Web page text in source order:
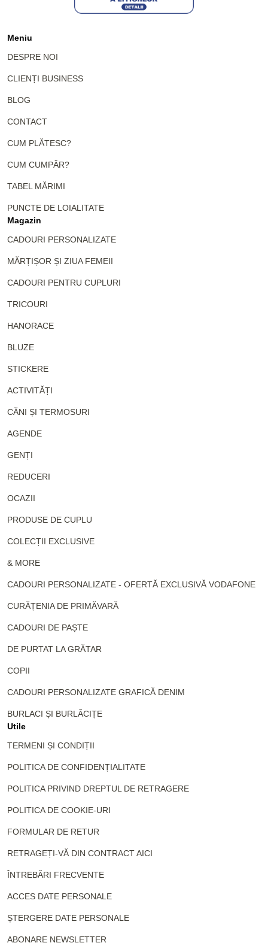
Meniu
DESPRE NOI
CLIENȚI BUSINESS
BLOG
CONTACT
CUM PLĂTESC?
CUM CUMPĂR?
TABEL MĂRIMI
PUNCTE DE LOIALITATE
Magazin
CADOURI PERSONALIZATE
MĂRȚIȘOR ȘI ZIUA FEMEII
CADOURI PENTRU CUPLURI
TRICOURI
HANORACE
BLUZE
STICKERE
ACTIVITĂȚI
CĂNI ȘI TERMOSURI
AGENDE
GENȚI
REDUCERI
OCAZII
PRODUSE DE CUPLU
COLECȚII EXCLUSIVE
& MORE
CADOURI PERSONALIZATE - OFERTĂ EXCLUSIVĂ VODAFONE
CURĂȚENIA DE PRIMĂVARĂ
CADOURI DE PAȘTE
DE PURTAT LA GRĂTAR
COPII
CADOURI PERSONALIZATE GRAFICĂ DENIM
BURLACI ȘI BURLĂCIȚE
Utile
TERMENI ȘI CONDIȚII
POLITICA DE CONFIDENȚIALITATE
POLITICA PRIVIND DREPTUL DE RETRAGERE
POLITICA DE COOKIE-URI
FORMULAR DE RETUR
RETRAGEȚI-VĂ DIN CONTRACT AICI
ÎNTREBĂRI FRECVENTE
ACCES DATE PERSONALE
ȘTERGERE DATE PERSONALE
ABONARE NEWSLETTER